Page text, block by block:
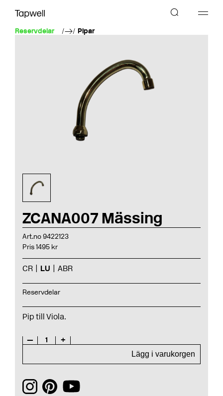
Reservdelar Pipar
ZCANA007 Mässing
Art.no 9422123
Pris 1495 kr
CR LU ABR
Reservdelar
Pip till Viola.
— 1
+
Lägg i varukorgen